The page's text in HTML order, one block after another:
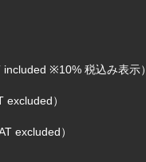
included ※10% 税込み表示）
excluded）
excluded）